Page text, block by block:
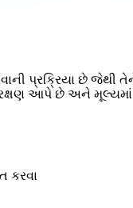
પ્રક્રિયા છે જેથી
રક્ષણ આપે છે અને મૂલ્યમાં
કરવા